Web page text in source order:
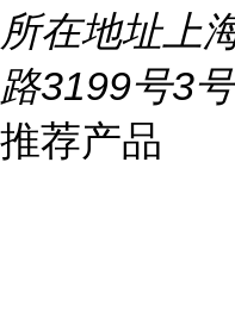
所在地址上
路3199号3
推荐产品